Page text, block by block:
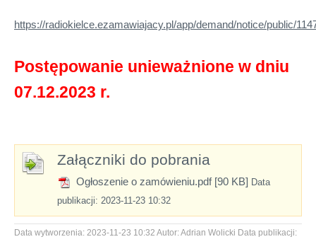
https://radiokielce.ezamawiajacy.pl/app/demand/notice/public/
Postępowanie unieważnione w dniu
07.12.2023 r.
Załączniki do pobrania
Ogłoszenie o zamówieniu.pdf [90 KB] Data
publikacji: 2023-11-23 10:32
Data wytworzenia: 2023-11-23 10:32 Autor:Adrian Wolicki Data publikacji: